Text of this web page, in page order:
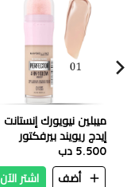
ميبلين نيويورك إنستانت
إيدج ريويند بيرفكتور
لايت - 20 مل
5.500 دب
أضف
اشتر الآن